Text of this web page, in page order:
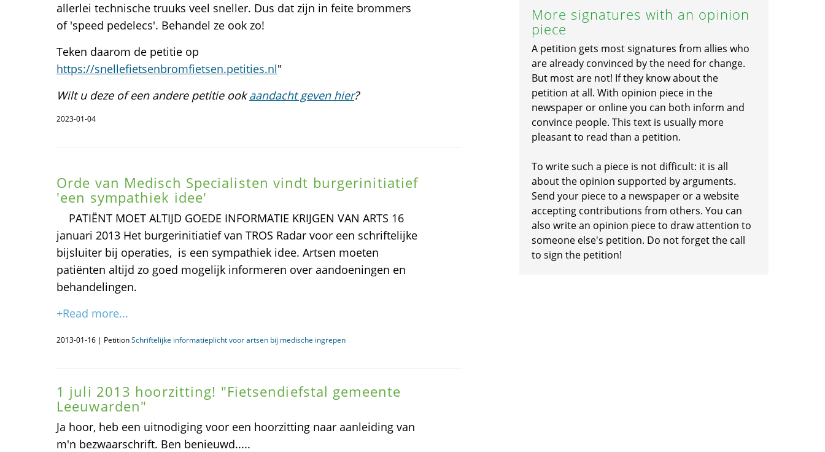
allerlei technische truuks veel sneller. Dus dat zijn in feite brommers
of 'speed pedelecs'. Behandel ze ook zo!
Teken daarom de petitie op
https://snellefietsenbromfietsen.petities.nl"
Wilt u deze of een andere petitie ookaandacht geven hier?
2023-01-04
Orde van Medisch Specialisten vindt burgerinitiatief
'een sympathiek idee'
PATIËNT MOET ALTIJD GOEDE INFORMATIE KRIJGEN VAN ARTS 16
januari 2013 Het burgerinitiatief van TROS Radar voor een schriftelijke
bijsluiter bij operaties, is een sympathiek idee. Artsen moeten
patiënten altijd zo goed mogelijk informeren over aandoeningen en
behandelingen.
+Read more...
2013-01-16 | PetitionSchriftelijke informatieplicht voor artsen bij medische ingrepen
1 juli 2013 hoorzitting! "Fietsendiefstal gemeente
Leeuwarden"
Ja hoor, heb een uitnodiging voor een hoorzitting naar aanleiding van
m'n bezwaarschrift. Ben benieuwd.....
More signatures with an opinion
piece
A petition gets most signatures from allies who
are already convinced by the need for change.
But most are not! If they know about the
petition at all. With opinion piece in the
newspaper or online you can both inform and
convince people. This text is usually more
pleasant to read than a petition.
To write such a piece is not difficult: it is all
about the opinion supported by arguments.
Send your piece to a newspaper or a website
accepting contributions from others. You can
also write an opinion piece to draw attention to
someone else's petition. Do not forget the call
to sign the petition!